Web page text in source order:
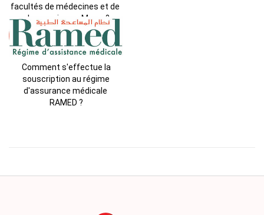
facultés de médecines et de
pharmacies au Maroc?
Comment s'effectue la
souscription au régime
d'assurance médicale
RAMED ?